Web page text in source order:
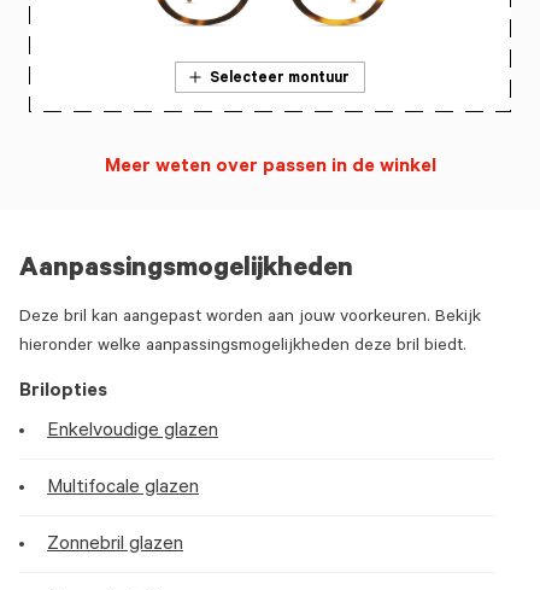
Aanpassingsmogelijkheden
Deze bril kan aangepast worden aan jouw voorkeuren. Bekijk
hieronder welke aanpassingsmogelijkheden deze bril biedt.
Brilopties
Enkelvoudige glazen
Multifocale glazen
Zonnebril glazen
Selecteer montuur
Meer weten over passen in de winkel